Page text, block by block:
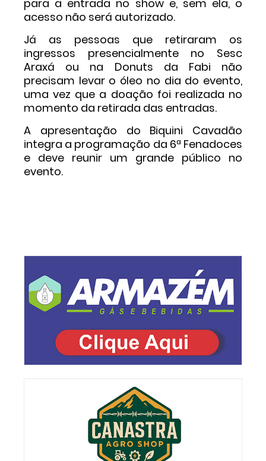
para a entrada no show e, sem ela, o
acesso não será autorizado.
Já as pessoas que retiraram os
ingressos presencialmente no Sesc
Araxá ou na Donuts da Fabi não
precisam levar o óleo no dia do evento,
uma vez que a doação foi realizada no
momento da retirada das entradas.
A apresentação do Biquini Cavadão
integra a programação da 6ª Fenadoces
e deve reunir um grande público no
evento.